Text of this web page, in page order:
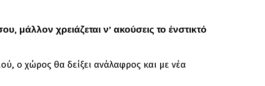
μάλλον χρειάζεται ν’ ακούσεις το ένστικτό
ο χώρος θα δείξει ανάλαφρος και με νέα